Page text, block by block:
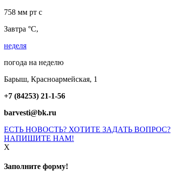
758 мм рт с
Завтра °C,
неделя
погода на неделю
Барыш, Красноармейская, 1
+7 (84253) 21-1-56
barvesti@bk.ru
ЕСТЬ НОВОСТЬ? ХОТИТЕ ЗАДАТЬ ВОПРОС?
НАПИШИТЕ НАМ!
X
Заполните форму!